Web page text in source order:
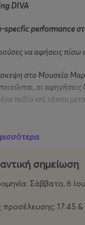
DIVA
specfic performance
να αφήσεις πίσω
στο Μουσείο
οι
ένα πεδίο επί τόπου
τελετουργία. Τα
τη διαδρομή της
και την επιθυμία να
δεν παρακολουθούν
σημείωση
Σάββατο, 6
17:45 &